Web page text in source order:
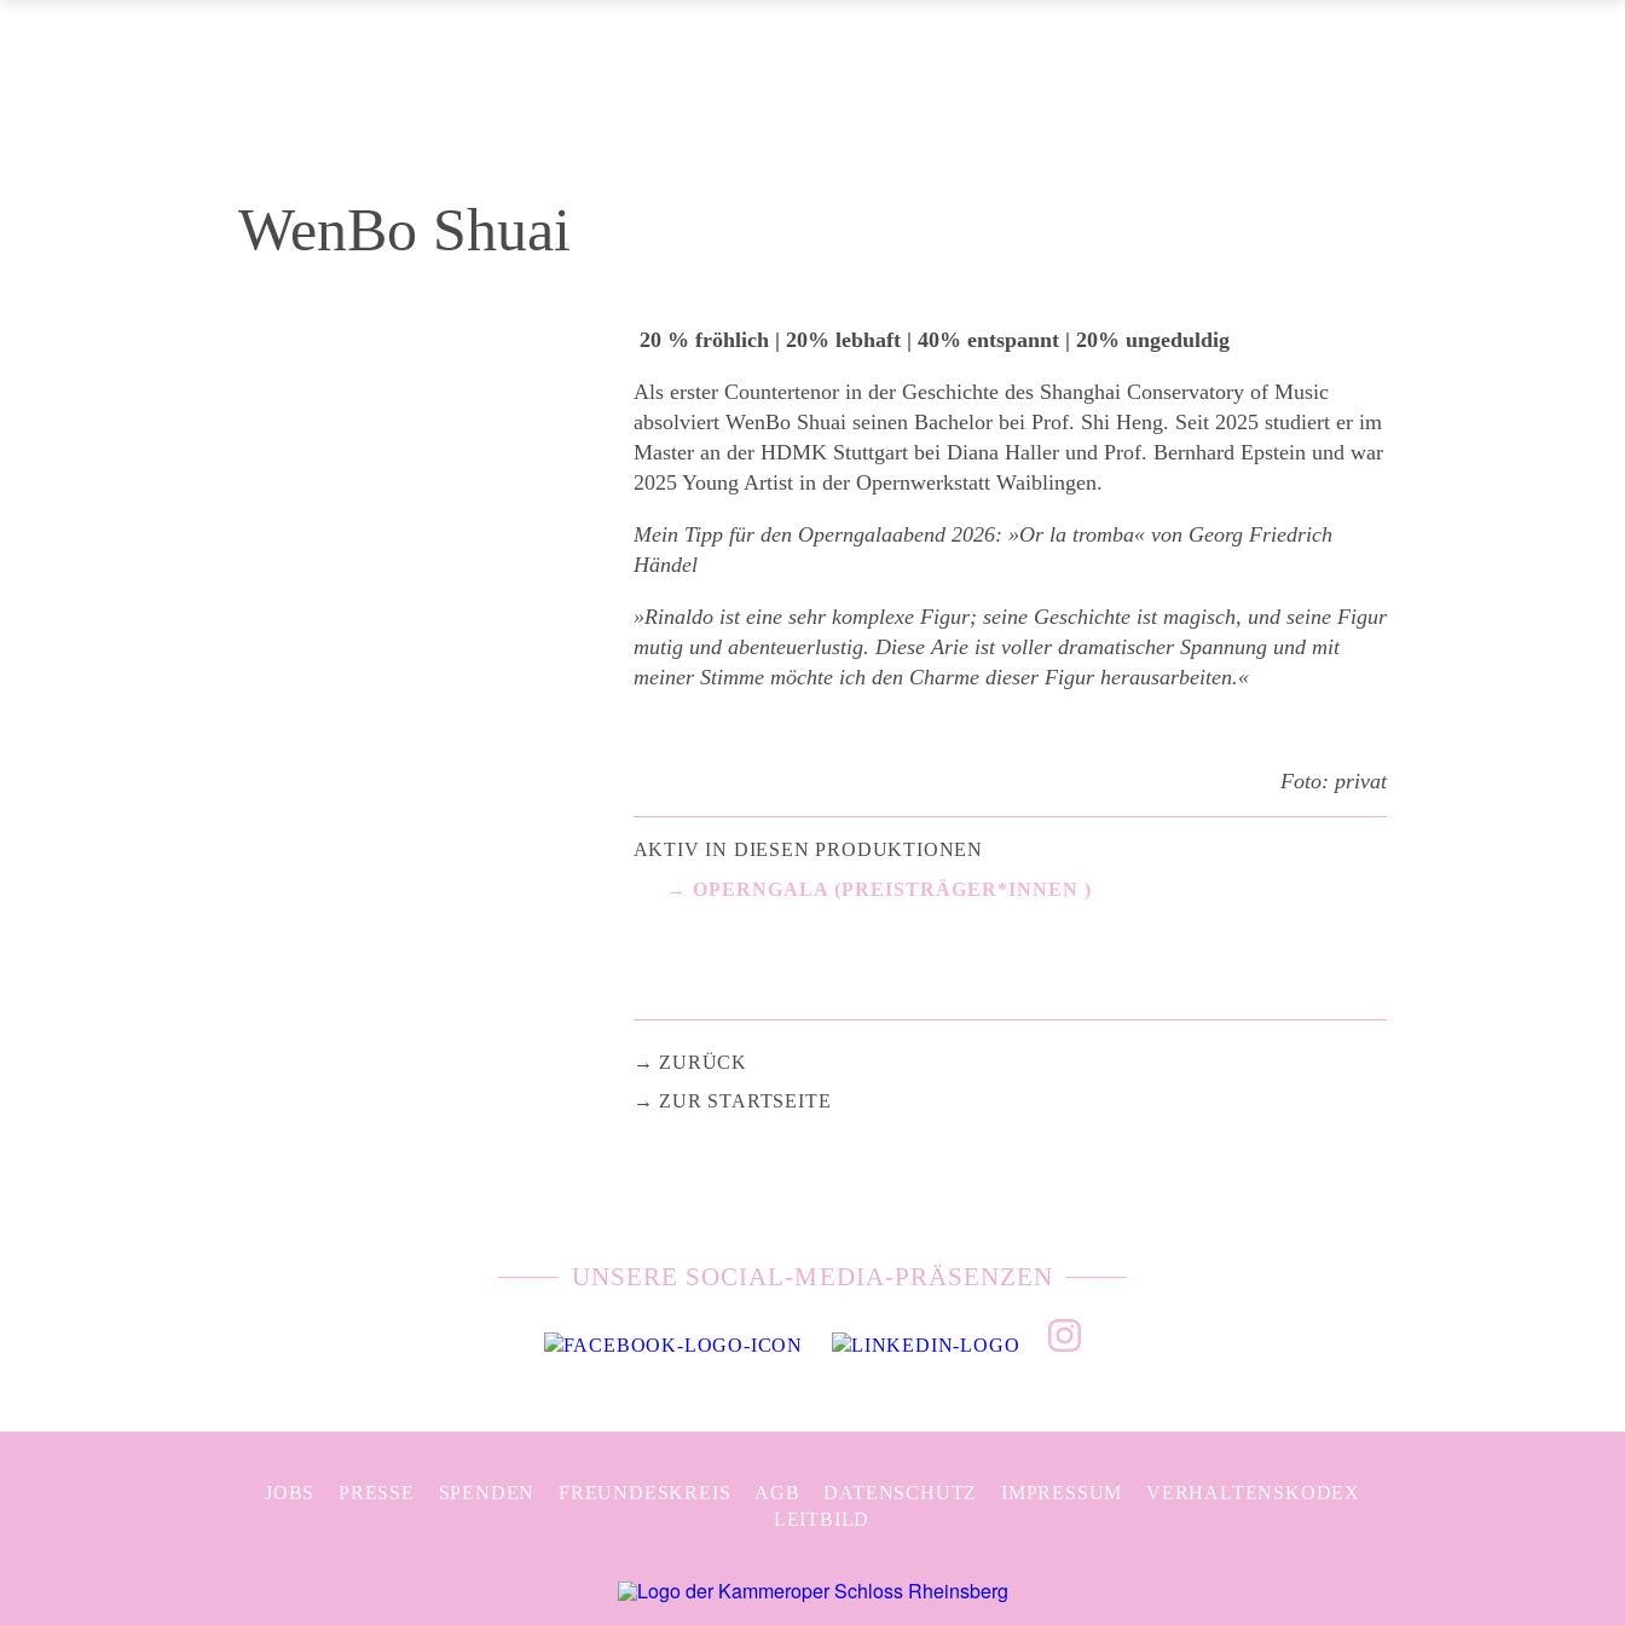
WenBo Shuai
20 % fröhlich | 20% lebhaft | 40% entspannt | 20% ungeduldig
Als erster Countertenor in der Geschichte des Shanghai Conservatory of Music
absolviert WenBo Shuai seinen Bachelor bei Prof. Shi Heng. Seit 2025 studiert er im
Master an der HDMK Stuttgart bei Diana Haller und Prof. Bernhard Epstein und war
2025 Young Artist in der Opernwerkstatt Waiblingen.
Mein Tipp für den Operngalaabend 2026: »Or la tromba« von Georg Friedrich
Händel
»Rinaldo ist eine sehr komplexe Figur; seine Geschichte ist magisch, und seine Figur
mutig und abenteuerlustig. Diese Arie ist voller dramatischer Spannung und mit
meiner Stimme möchte ich den Charme dieser Figur herausarbeiten.«
Foto: privat
AKTIV IN DIESEN PRODUKTIONEN
OPERNGALA (PREISTRÄGER*INNEN )
ZURÜCK
ZUR STARTSEITE
UNSERE SOCIAL-MEDIA-PRÄSENZEN
JOBS PRESSE SPENDEN FREUNDESKREIS AGB DATENSCHUTZ IMPRESSUM
VERHALTENSKODEX
LEITBILD